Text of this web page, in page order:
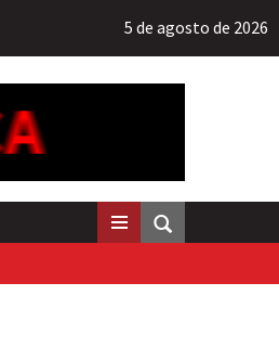
5 de agosto de 2026